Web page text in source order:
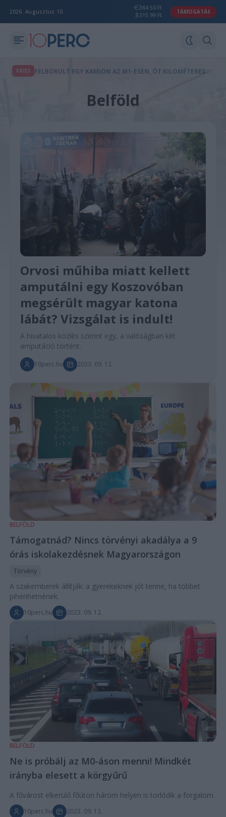
2026. Augusztus 10.
364.50 Ft
315.99 Ft
TÁMOGATÁS
FRISS F
ELBORULT EGY KAMION AZ M1-ESEN, ÖT KILOMÉTERES A TORLÓDÁS
Belföld
Orvosi műhiba miatt kellett
amputálni egy Koszovóban
megsérült magyar katona
lábát? Vizsgálat is indult!
A hivatalos közlés szerint egy, a valóságban két
amputáció történt.
10perc.hu 2023. 09. 12.
BELFÖLD
Támogatnád? Nincs törvényi akadálya a 9
órás iskolakezdésnek Magyarországon
Törvény
A szakemberek állítják: a gyerekeknek jót tenne, ha többet
pihenhetnének.
10perc.hu 2023. 09. 12.
BELFÖLD
Ne is próbálj az M0-áson menni! Mindkét
irányba elesett a körgyűrű
A fővárost elkerülő főúton három helyen is torlódik a forgalom.
10perc.hu 2023. 09. 12.